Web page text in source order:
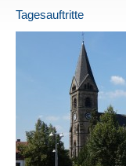
Tagesauftritte